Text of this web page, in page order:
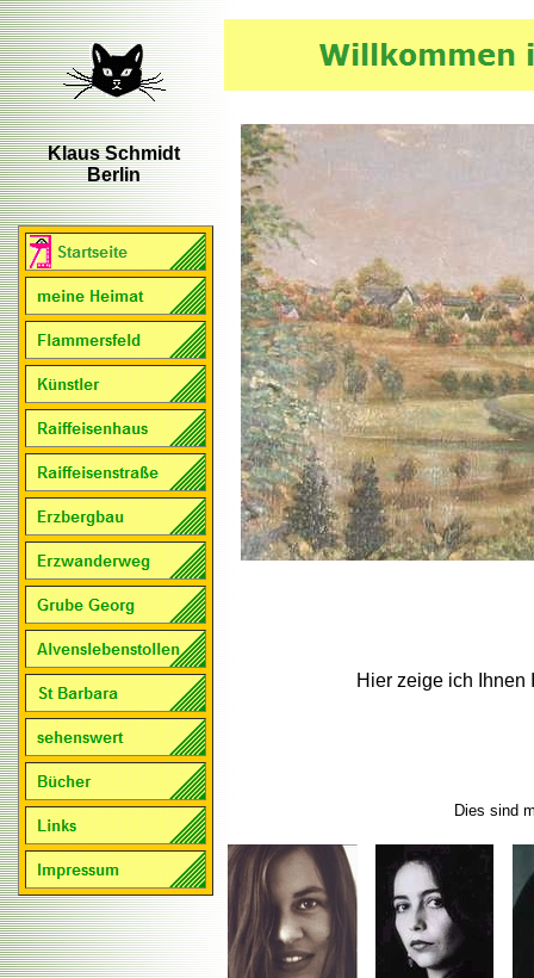
Klaus Schmidt
Berlin
Hier zeige ich Ihnen
Dies sind